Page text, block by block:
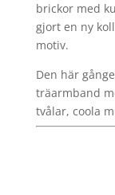
brickor med
gjort en ny
motiv.
Den här
träarmband
tvålar, coola